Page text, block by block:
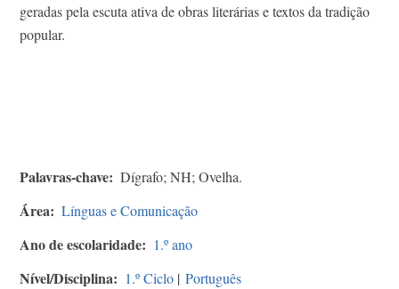
geradas pela escuta ativa de obras literárias e textos da tradição
popular.
Palavras-chave Dígrafo; NH; Ovelha.
Área Línguas e Comunicação
Ano de escolaridade 1.º ano
Nível/Disciplina 1.º Ciclo | Português